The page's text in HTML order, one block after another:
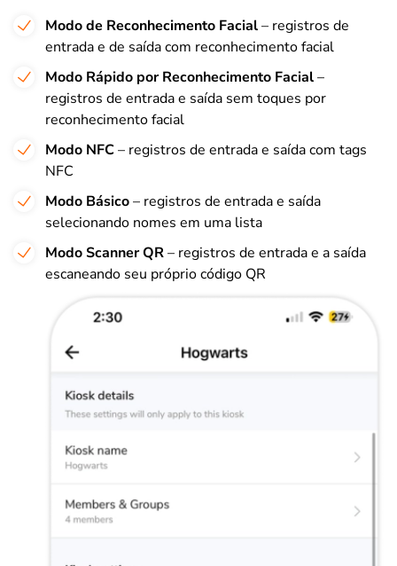
Modo de Reconhecimento Facial– registros de
entrada e de saída com reconhecimento facial
Modo Rápido por Reconhecimento Facial–
registros de entrada e saída sem toques por
reconhecimento facial
Modo NFC– registros de entrada e saída com tags
NFC
Modo Básico– registros de entrada e saída
selecionando nomes em uma lista
Modo Scanner QR– registros de entrada e a saída
escaneando seu próprio código QR